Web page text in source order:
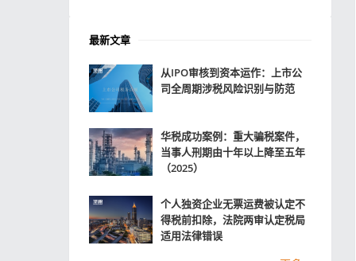
最新文章
从IPO审核到资本运作：上市公
司全周期涉税风险识别与防范
华税成功案例：重大骗税案件，
当事人刑期由十年以上降至五年
（2025）
个人独资企业无票运费被认定不
得税前扣除，法院两审认定税局
适用法律错误